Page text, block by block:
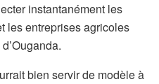
instantanément les
les entreprises agricoles
bien servir de modèle à